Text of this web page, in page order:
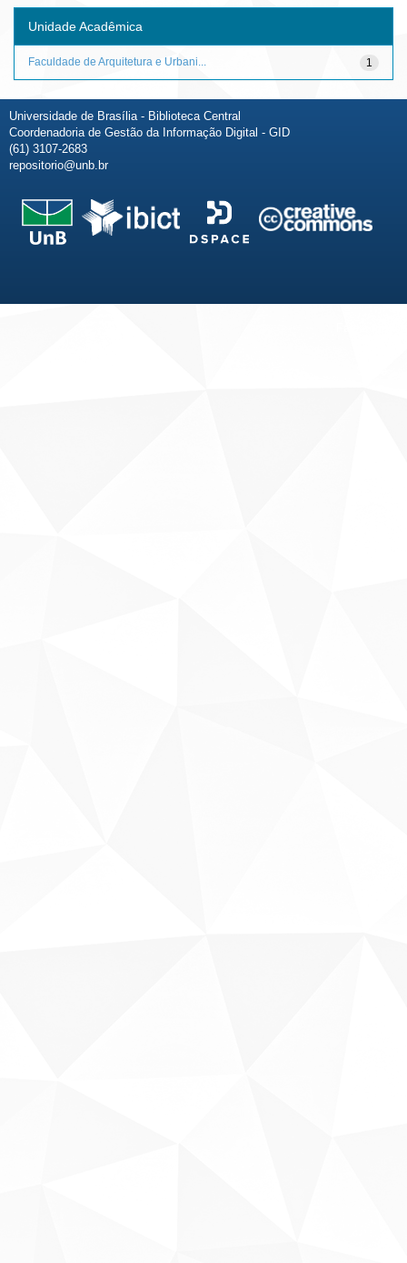
Unidade Acadêmica
1
Faculdade de Arquitetura e Urbani...
Universidade de Brasília - Biblioteca Central
Coordenadoria de Gestão da Informação Digital - GID
(61) 3107-2683
repositorio@unb.br